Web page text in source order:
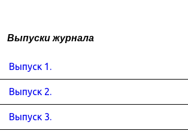
Выпуски журнала
Выпуск 1.
Выпуск 2.
Выпуск 3.